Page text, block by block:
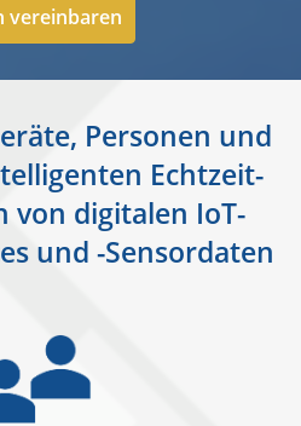
vereinbaren
Personen und
Echtzeit-
von digitalen IoT-
und -Sensordaten